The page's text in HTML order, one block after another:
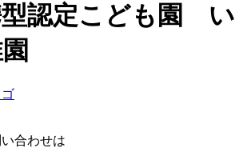
型認定こども園 い
合わせは